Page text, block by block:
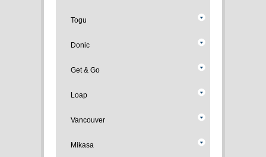
Togu
Donic
Get & Go
Loap
Vancouver
Mikasa